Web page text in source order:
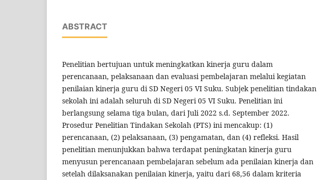
ABSTRACT
Penelitian bertujuan untuk meningkatkan kinerja guru dalam
perencanaan, pelaksanaan dan evaluasi pembelajaran melalui kegiatan
penilaian kinerja guru di SD Negeri 05 VI Suku. Subjek penelitian tindakan
sekolah ini adalah seluruh di SD Negeri 05 VI Suku. Penelitian ini
berlangsung selama tiga bulan, dari Juli 2022 s.d. September 2022.
Prosedur Penelitian Tindakan Sekolah (PTS) ini mencakup: (1)
perencanaan, (2) pelaksanaan, (3) pengamatan, dan (4) refleksi. Hasil
penelitian menunjukkan bahwa terdapat peningkatan kinerja guru
menyusun perencanaan pembelajaran sebelum ada penilaian kinerja dan
setelah dilaksanakan penilaian kinerja, yaitu dari 68,56 dalam kriteria